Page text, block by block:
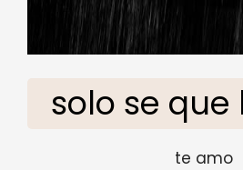
solo se que
te amo